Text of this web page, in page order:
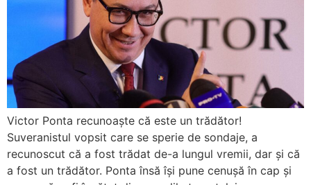
Victor Ponta recunoaște că este un trădător!
Suveranistul vopsit care se sperie de sondaje, a
recunoscut că a fost trădat de-a lungul vremii, dar și că
a fost un trădător. Ponta însă își pune cenușă în cap și